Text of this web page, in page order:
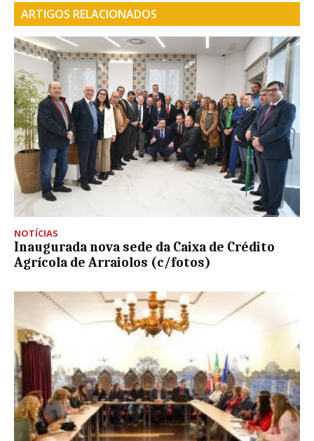
ARTIGOS RELACIONADOS
NOTÍCIAS
Inaugurada nova sede da Caixa de Crédito
Agrícola de Arraiolos (c/fotos)